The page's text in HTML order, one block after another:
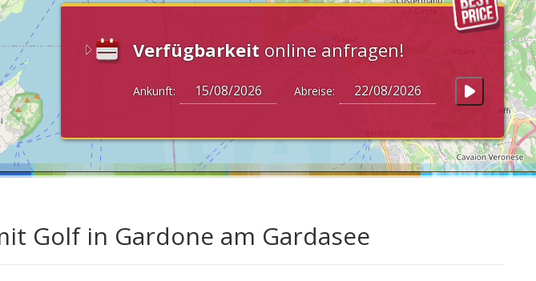
Verfügbarkeit online anfragen!
Ankunft: Abreise:
Golf in Gardone am Gardasee